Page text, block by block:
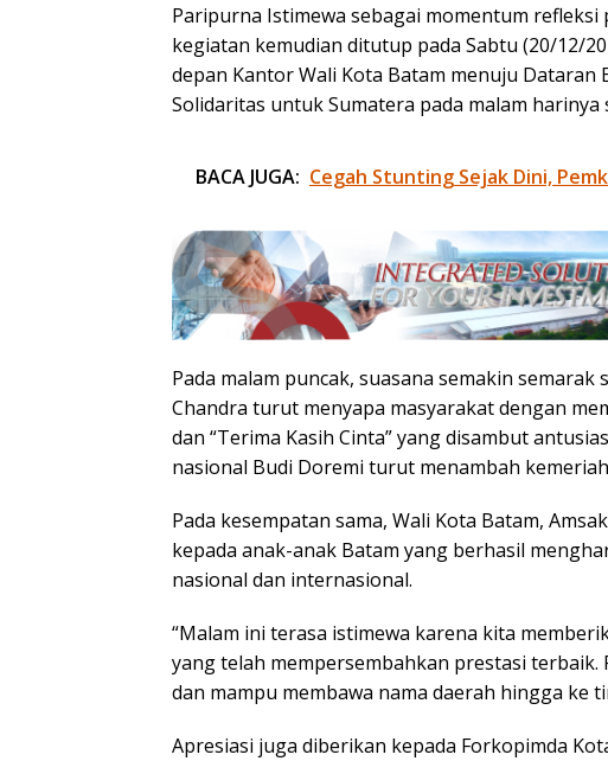
Paripurna Istimewa sebagai momentum refleksi
kegiatan kemudian ditutup pada Sabtu (20/12/
depan Kantor Wali Kota Batam menuju Dataran
Solidaritas untuk Sumatera pada malam
BACA JUGA: Cegah Stunting Sejak Dini,
Pada malam puncak, suasana semakin semarak
Chandra turut menyapa masyarakat dengan
dan “Terima Kasih Cinta” yang disambut
nasional Budi Doremi turut menambah
Pada kesempatan sama, Wali Kota Batam,
kepada anak-anak Batam yang berhasil
nasional dan internasional.
“Malam ini terasa istimewa karena kita
yang telah mempersembahkan prestasi
dan mampu membawa nama daerah hingga ke
Apresiasi juga diberikan kepada Forkopimda